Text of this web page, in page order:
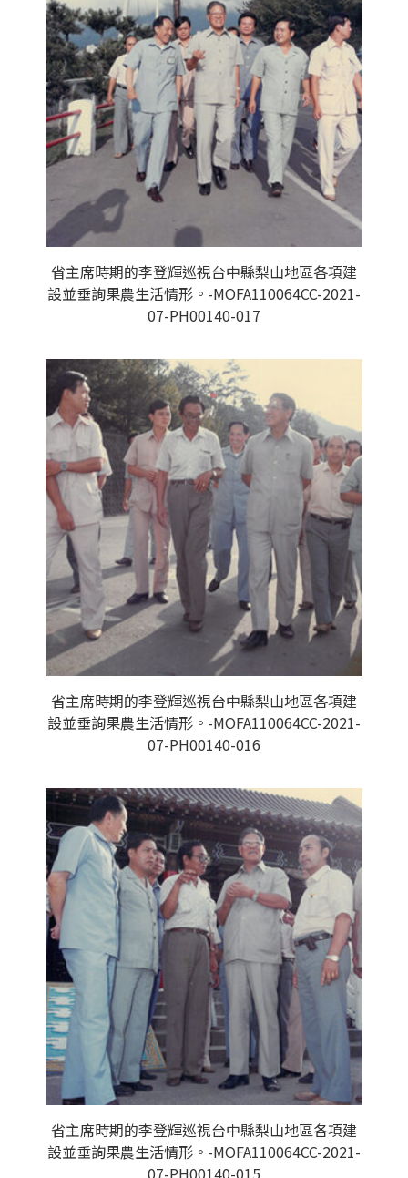
省主席時期的李登輝巡視台中縣梨山地區各項建
設並垂詢果農生活情形。-MOFA110064CC-2021-
07-PH00140-017
省主席時期的李登輝巡視台中縣梨山地區各項建
設並垂詢果農生活情形。-MOFA110064CC-2021-
07-PH00140-016
省主席時期的李登輝巡視台中縣梨山地區各項建
設並垂詢果農生活情形。-MOFA110064CC-2021-
07-PH00140-015